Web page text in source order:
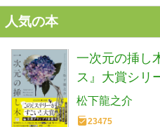
人気の本
一次元の挿し
ス』大賞シリ
松下龍之介
23475